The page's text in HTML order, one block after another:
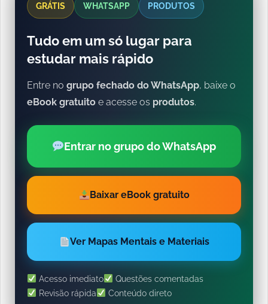
GRÁTIS WHATSAPP PRODUTOS
Tudo em um só lugar para
estudar mais rápido
Entre no grupo fechado do WhatsApp, baixe o
eBook gratuito e acesse os produtos.
Entrar no grupo do WhatsApp
Baixar eBook gratuito
Ver Mapas Mentais e Materiais
Acesso imediato
Questões comentadas
Revisão rápida
Conteúdo direto